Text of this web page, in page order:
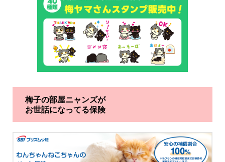
梅子の部屋ニャンズが
お世話になってる保険